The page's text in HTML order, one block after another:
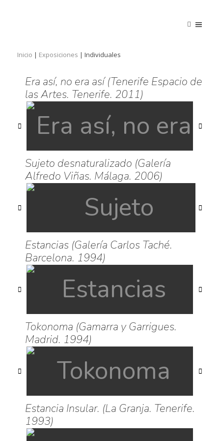
Inicio | Exposiciones | Individuales
Era así, no era así (Tenerife Espacio de
las Artes. Tenerife. 2011)
Sujeto desnaturalizado (Galería
Alfredo Viñas. Málaga. 2006)
Estancias (Galería Carlos Taché.
Barcelona. 1994)
Tokonoma (Gamarra y Garrigues.
Madrid. 1994)
Estancia Insular. (La Granja. Tenerife.
1993)